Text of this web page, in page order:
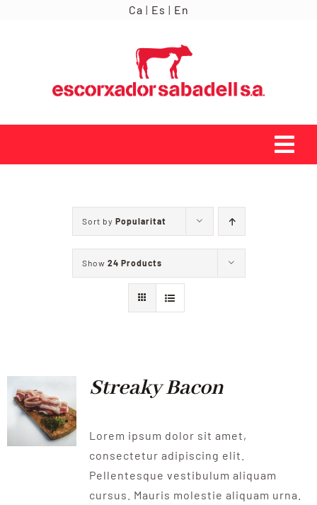
Ca | Es | En
NOTICIES
CONTACTE
Sort by Popularitat
Show 24 Products
Streaky Bacon
Lorem ipsum dolor sit amet,
consectetur adipiscing elit.
Pellentesque vestibulum aliquam
cursus. Mauris molestie aliquam urna.